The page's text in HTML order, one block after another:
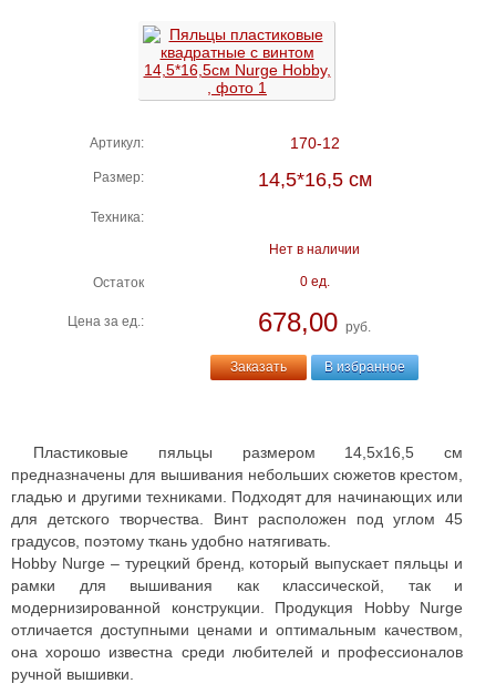
Артикул: 170-12
Размер: 14,5*16,5 см
Техника:
Нет в наличии
Остаток 0 ед.
Цена за ед.: 678,00 руб.
Заказать В избранное
Пластиковые пяльцы размером 14,5х16,5 см
предназначены для вышивания небольших сюжетов крестом,
гладью и другими техниками. Подходят для начинающих или
для детского творчества. Винт расположен под углом 45
градусов, поэтому ткань удобно натягивать.
Hobby Nurge – турецкий бренд, который выпускает пяльцы и
рамки для вышивания как классической, так и
модернизированной конструкции. Продукция Hobby Nurge
отличается доступными ценами и оптимальным качеством,
она хорошо известна среди любителей и профессионалов
ручной вышивки.